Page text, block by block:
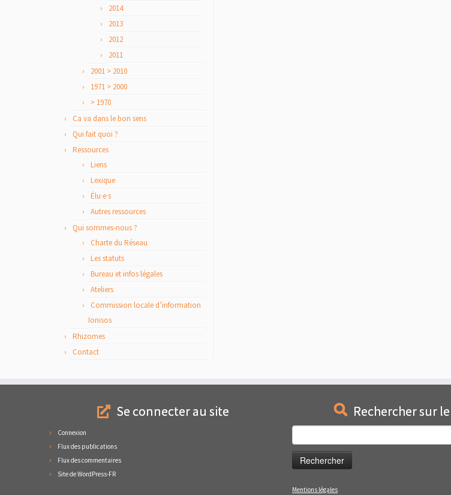
2014
2013
2012
2011
2001 > 2010
1971 > 2000
> 1970
Ca va dans le bon sens
Qui fait quoi ?
Ressources
Liens
Lexique
Élu·e·s
Autres ressources
Qui sommes-nous ?
Charte du Réseau
Les statuts
Bureau et infos légales
Ateliers
Commission locale d’information
Ionisos
Rhizomes
Contact
Se connecter au site
Connexion
Flux des publications
Flux des commentaires
Site de WordPress-FR
Rechercher sur
Mentions légales